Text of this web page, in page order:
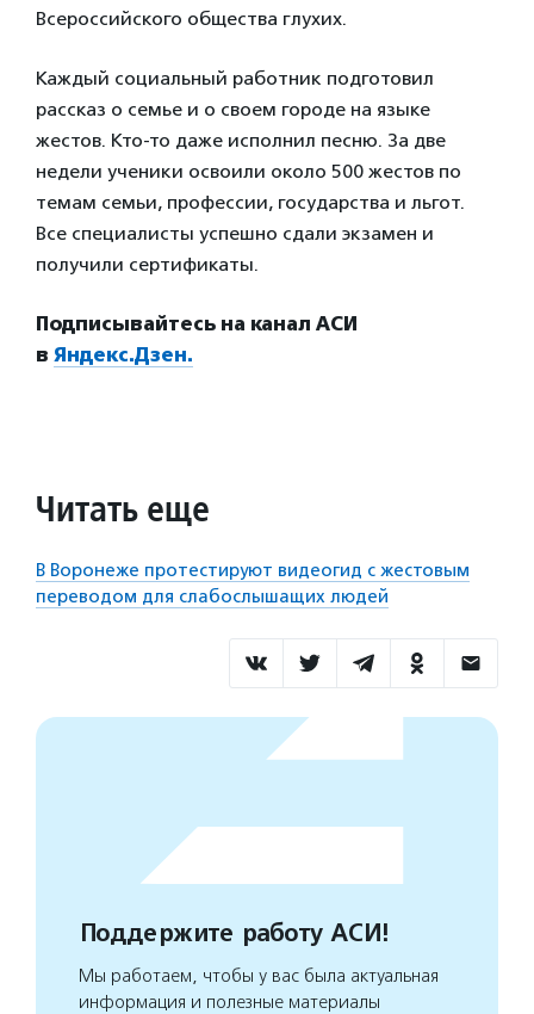
Всероссийского общества глухих.
Каждый социальный работник подготовил
рассказ о семье и о своем городе на языке
жестов. Кто-то даже исполнил песню. За две
недели ученики освоили около 500 жестов по
темам семьи, профессии, государства и льгот.
Все специалисты успешно сдали экзамен и
получили сертификаты.
Подписывайтесь на канал АСИ
в Яндекс.Дзен.
Читать еще
В Воронеже протестируют видеогид с жестовым
переводом для слабослышащих людей
Поддержите работу АСИ!
Мы работаем, чтобы у вас была актуальная
информация и полезные материалы